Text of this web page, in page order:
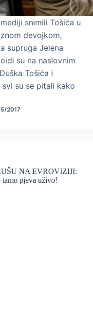
snimili Tošića u
devojkom,
supruga Jelena
su na naslovnim
Tošića i
su se pitali kako
2017
NA EVROVIZIJI:
tamo pjeva uživo!